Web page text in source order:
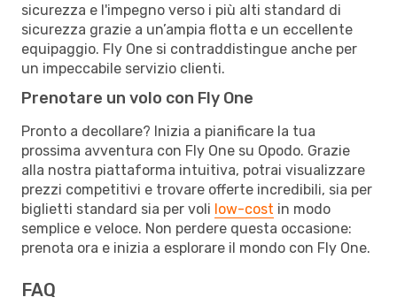
sicurezza e l'impegno verso i più alti standard di
sicurezza grazie a un’ampia flotta e un eccellente
equipaggio. Fly One si contraddistingue anche per
un impeccabile servizio clienti.
Prenotare un volo con Fly One
Pronto a decollare? Inizia a pianificare la tua
prossima avventura con Fly One su Opodo. Grazie
alla nostra piattaforma intuitiva, potrai visualizzare
prezzi competitivi e trovare offerte incredibili, sia per
biglietti standard sia per voli low-cost in modo
semplice e veloce. Non perdere questa occasione:
prenota ora e inizia a esplorare il mondo con Fly One.
FAQ